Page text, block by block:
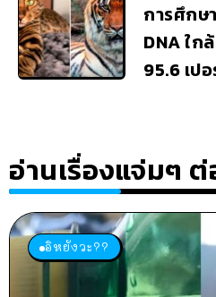
การศึกษ
DNA ใก
95.6 เป
อ่านเรื่องแจ่มๆ ต่
อิหยังวะ??